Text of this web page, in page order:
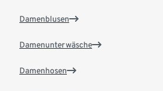
Damenblusen
Damenunterwäsche
Damenhosen